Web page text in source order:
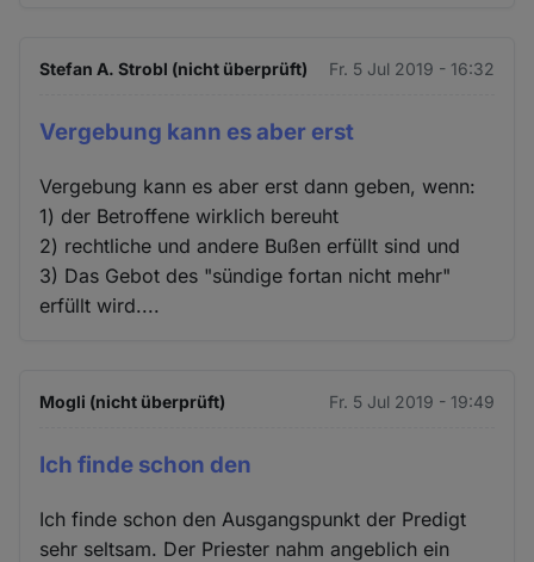
Stefan A. Strobl (nicht überprüft) Fr. 5 Jul 2019 - 16:32
Vergebung kann es aber erst
Vergebung kann es aber erst dann geben, wenn:
1) der Betroffene wirklich bereuht
2) rechtliche und andere Bußen erfüllt sind und
3) Das Gebot des "sündige fortan nicht mehr"
erfüllt wird....
Mogli (nicht überprüft) Fr. 5 Jul 2019 - 19:49
Ich finde schon den
Ich finde schon den Ausgangspunkt der Predigt
sehr seltsam. Der Priester nahm angeblich ein